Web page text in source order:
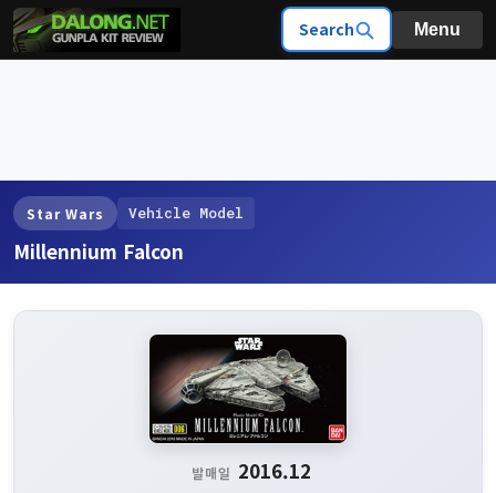
Search Menu
Star Wars Vehicle Model
Millennium Falcon
발매일 2016.12